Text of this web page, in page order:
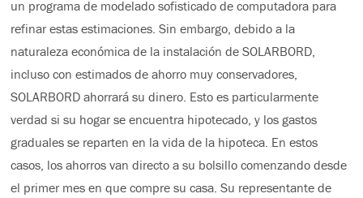
un programa de modelado sofisticado de computadora para
refinar estas estimaciones. Sin embargo, debido a la
naturaleza económica de la instalación de SOLARBORD,
incluso con estimados de ahorro muy conservadores,
SOLARBORD ahorrará su dinero. Esto es particularmente
verdad si su hogar se encuentra hipotecado, y los gastos
graduales se reparten en la vida de la hipoteca. En estos
casos, los ahorros van directo a su bolsillo comenzando desde
el primer mes en que compre su casa. Su representante de